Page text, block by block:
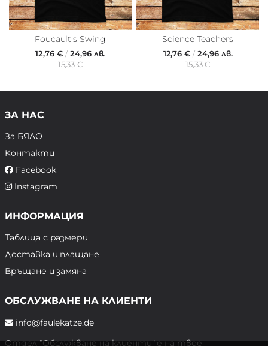
Foucault's Swing
12,76 € /24,96 лв.
15,33 €
Science Teachers
12,76 €/24,96 лв.
15,33 €
ЗА НАС
За БЯЛО
Контакти
Facebook
Instagram
ИНФОРМАЦИЯ
Таблица с размери
Доставка и плащане
Връщане и замяна
ОБСЛУЖВАНЕ НА КЛИЕНТИ
info@faulekatze.de
Отдел "Обслужване на клиенти" е на твое